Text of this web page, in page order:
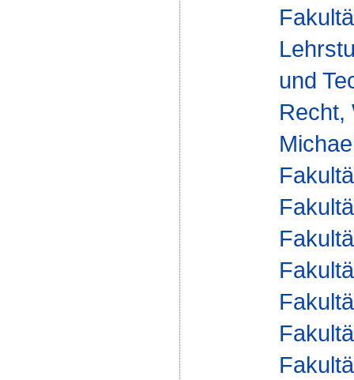
und
Recht,